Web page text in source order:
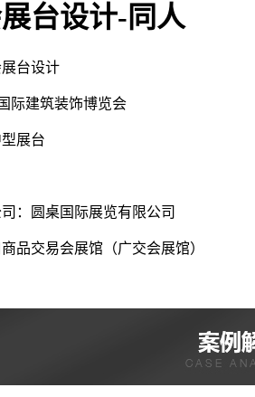
台设计-同人
台设计
际建筑装饰博览会
展台
：圆桌国际展览有限公司
品交易会展馆（广交会展馆）